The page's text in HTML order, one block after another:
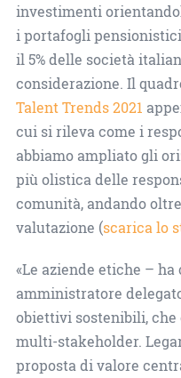
investimenti
i portafogli
il 5% delle società
considerazione. Il
Talent Trends 2021
cui si rileva come i
abbiamo ampliato gli
più olistica delle
comunità, andando
valutazione (scarica lo
«Le aziende etiche –
amministratore
obiettivi sostenibili,
multi-stakeholder.
proposta di valore